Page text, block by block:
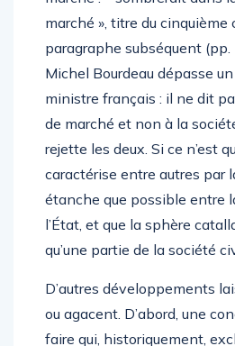
marché ! – sombrerait dans
marché », titre du cinquième
paragraphe subséquent (pp.
Michel Bourdeau dépasse
ministre français : il ne dit
de marché et non à la
rejette les deux. Si ce n’est
caractérise entre autres par
étanche que possible entre
l’État, et que la sphère
D’autres développements
ou agacent. D’abord, une